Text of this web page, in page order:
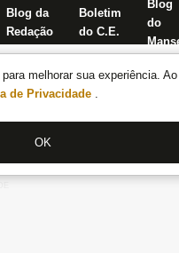
melhorar sua experiência.
de Privacidade .
OK
Blog da
Redação
Boletim
do C.E.
Blog
do